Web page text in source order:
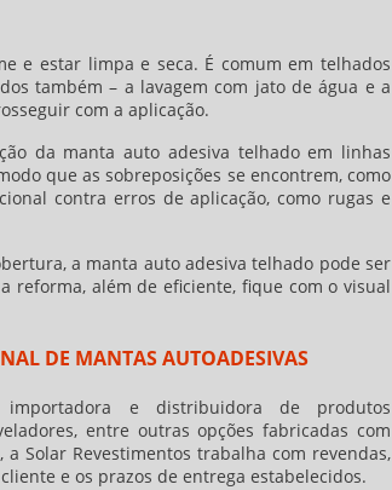
e estar limpa e seca. É comum em telhados
também – a lavagem com jato de água e a
com a aplicação.
da manta auto adesiva telhadoem linhas
que as sobreposições se encontrem, como
contra erros de aplicação, como rugas e
a manta auto adesiva telhado pode ser
reforma, além de eficiente, fique com o visual
DE MANTAS AUTOADESIVAS
e distribuidora de produtos
entre outras opções fabricadas com
Solar Revestimentos trabalha com revendas,
e os prazos de entrega estabelecidos.